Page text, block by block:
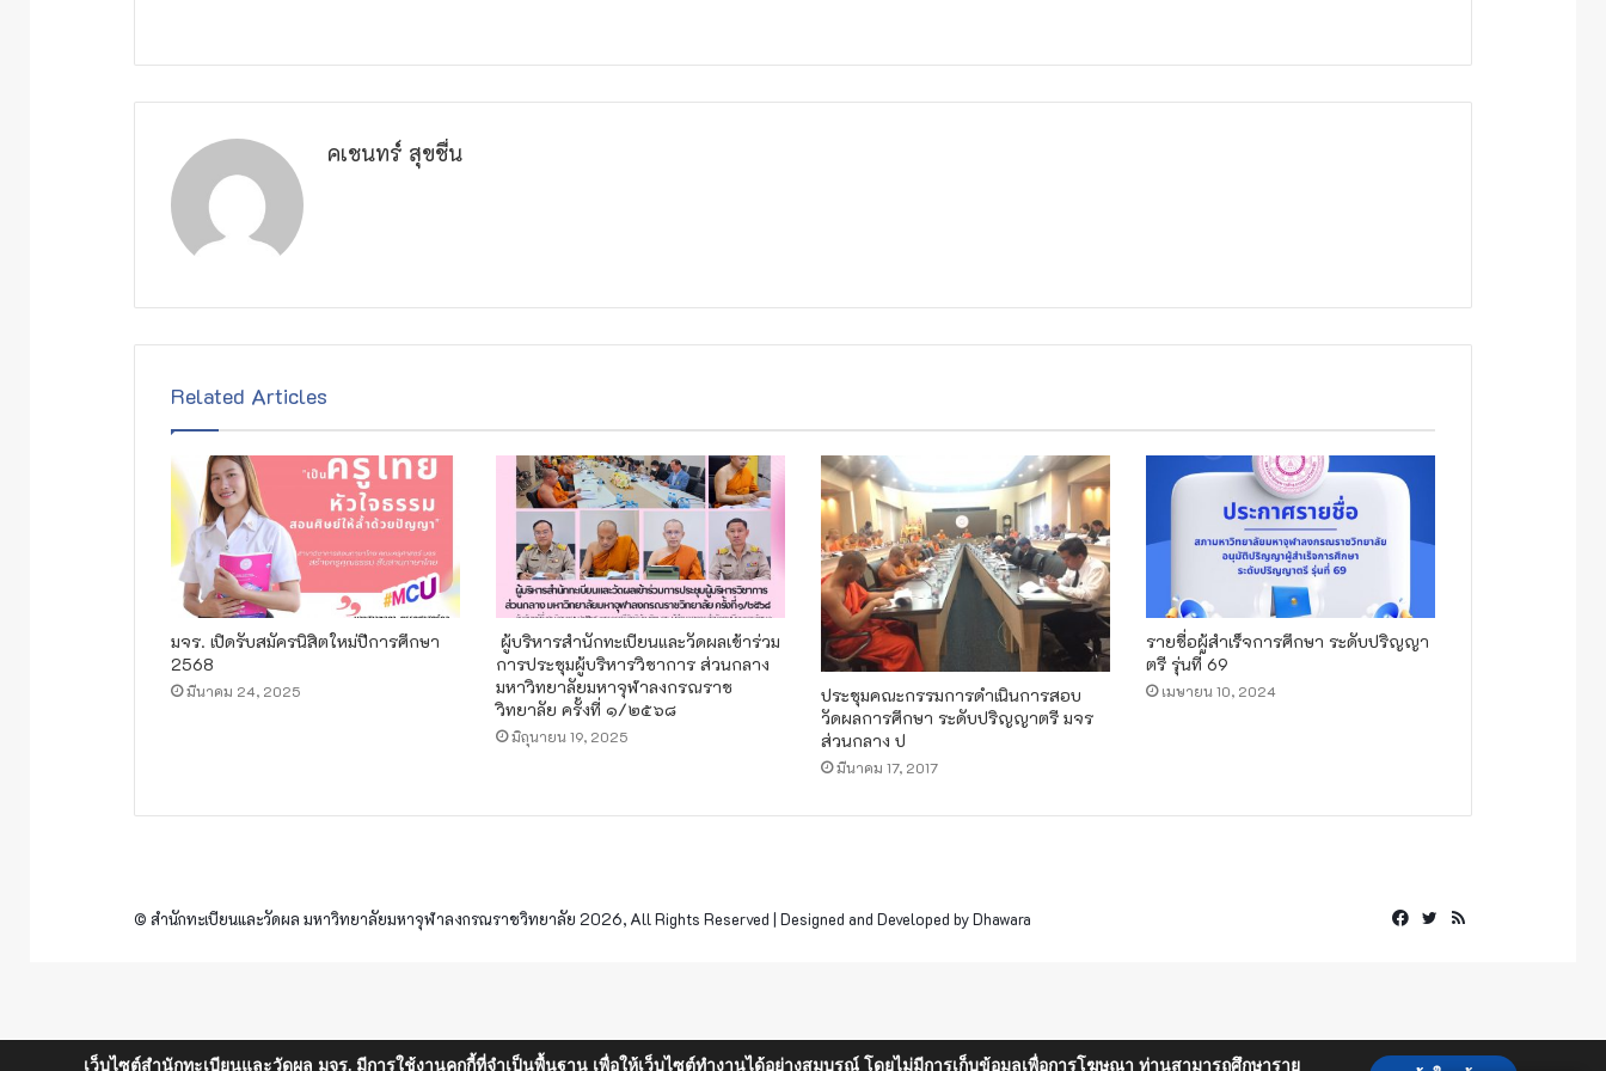
คเชนทร์ สุขชื่น
Related Articles
มจร. เปิดรับสมัครนิสิตใหม่ปีการศึกษา
2568
มีนาคม 24, 2025
ผู้บริหารสำนักทะเบียนและวัดผลเข้าร่วม
การประชุมผู้บริหารวิชาการ ส่วนกลาง
มหาวิทยาลัยมหาจุฬาลงกรณราช
วิทยาลัย ครั้งที่ ๑/๒๕๖๘
มิถุนายน 19, 2025
ประชุมคณะกรรมการดำเนินการสอบ
วัดผลการศึกษา ระดับปริญญาตรี มจร
ส่วนกลาง ป
มีนาคม 17, 2017
รายชื่อผู้สำเร็จการศึกษา ระดับปริญญา
ตรี รุ่นที่ 69
เมษายน 10, 2024
© สำนักทะเบียนและวัดผล มหาวิทยาลัยมหาจุฬาลงกรณราชวิทยาลัย 2026, All Rights Reserved | Designed and Developed by Dhawara Facebook
Twitter
RSS
เว็บไซต์สำนักทะเบียนและวัดผล มจร. มีการใช้งานคุกกี้ที่จำเป็นพื้นฐาน เพื่อให้เว็บไซต์ทำงานได้อย่างสมบูรณ์ โดยไม่มีการเก็บข้อมูลเพื่อการโฆษณา ท่านสามารถศึกษาราย